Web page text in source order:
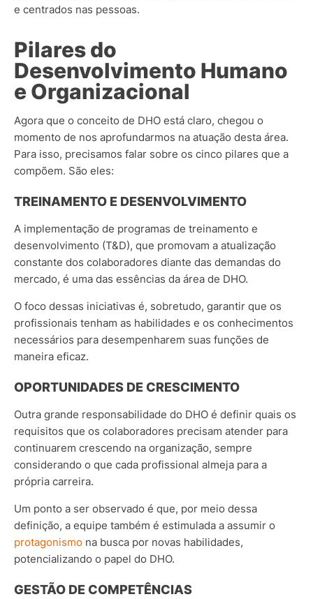
e centrados nas pessoas.
Pilares do
Desenvolvimento Humano
e Organizacional
Agora que o conceito de DHO está claro, chegou o
momento de nos aprofundarmos na atuação desta área.
Para isso, precisamos falar sobre os cinco pilares que a
compõem. São eles:
TREINAMENTO E DESENVOLVIMENTO
A implementação de programas de treinamento e
desenvolvimento (T&D), que promovam a atualização
constante dos colaboradores diante das demandas do
mercado, é uma das essências da área de DHO.
O foco dessas iniciativas é, sobretudo, garantir que os
profissionais tenham as habilidades e os conhecimentos
necessários para desempenharem suas funções de
maneira eficaz.
OPORTUNIDADES DE CRESCIMENTO
Outra grande responsabilidade do DHO é definir quais os
requisitos que os colaboradores precisam atender para
continuarem crescendo na organização, sempre
considerando o que cada profissional almeja para a
própria carreira.
Um ponto a ser observado é que, por meio dessa
definição, a equipe também é estimulada a assumir o
protagonismo na busca por novas habilidades,
potencializando o papel do DHO.
GESTÃO DE COMPETÊNCIAS